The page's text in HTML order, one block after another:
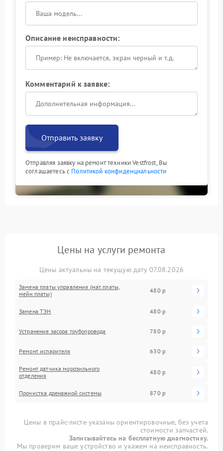
Описание неисправности:
Комментарий к заявке:
Отправить заявку
Отправляя заявку на ремонт техники Vestfrost, Вы
соглашаетесь с Политикой конфиденциальности
Цены на услуги ремонта
Цены актуальны на текущую дату 07.08.2026
Замена платы управления (мат.платы,
мейн платы)
480 р
Замена ТЭН 480 р
Устранение засора трубопровода 780 р
Ремонт испарителя 630 р
Ремонт датчика морозильного
отделения
480 р
Прочистка дренажной системы 870 р
Цены в прайс-листе указаны ориентировочные, без учета
стоимости запчастей.
Записывайтесь на бесплатную диагностику.
Мы проверим ваше устройство и укажем на неисправность.